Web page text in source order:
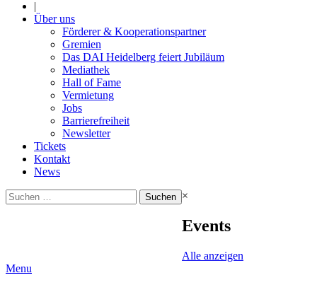
|
Über uns
Förderer & Kooperationspartner
Gremien
Das DAI Heidelberg feiert Jubiläum
Mediathek
Hall of Fame
Vermietung
Jobs
Barrierefreiheit
Newsletter
Tickets
Kontakt
News
Suchen
nach:
×
Events
Alle anzeigen
Menu